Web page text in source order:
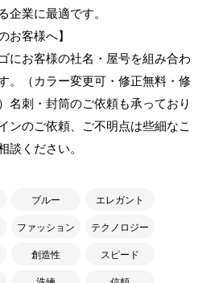
企業に最適です。
お客様へ】
にお客様の社名・屋号を組み合わ
。（カラー変更可・修正無料・修
名刺・封筒のご依頼も承っており
ンのご依頼、ご不明点は些細なこ
談ください。
ブルー エレガント
ファッション テクノロジー
創造性 スピード